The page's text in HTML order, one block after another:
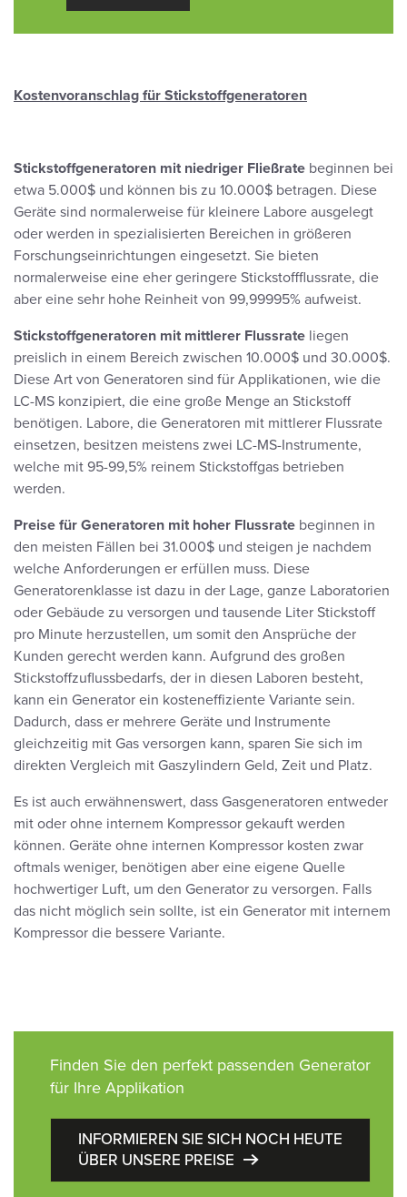
Kostenvoranschlag für Stickstoffgeneratoren
Stickstoffgeneratoren mit niedriger Fließrate beginnen bei
etwa 5.000$ und können bis zu 10.000$ betragen. Diese
Geräte sind normalerweise für kleinere Labore ausgelegt
oder werden in spezialisierten Bereichen in größeren
Forschungseinrichtungen eingesetzt. Sie bieten
normalerweise eine eher geringere Stickstoffflussrate, die
aber eine sehr hohe Reinheit von 99,99995% aufweist.
Stickstoffgeneratoren mit mittlerer Flussrate liegen
preislich in einem Bereich zwischen 10.000$ und 30.000$.
Diese Art von Generatoren sind für Applikationen, wie die
LC-MS konzipiert, die eine große Menge an Stickstoff
benötigen. Labore, die Generatoren mit mittlerer Flussrate
einsetzen, besitzen meistens zwei LC-MS-Instrumente,
welche mit 95-99,5% reinem Stickstoffgas betrieben
werden.
Preise für Generatoren mit hoher Flussrate beginnen in
den meisten Fällen bei 31.000$ und steigen je nachdem
welche Anforderungen er erfüllen muss. Diese
Generatorenklasse ist dazu in der Lage, ganze Laboratorien
oder Gebäude zu versorgen und tausende Liter Stickstoff
pro Minute herzustellen, um somit den Ansprüche der
Kunden gerecht werden kann. Aufgrund des großen
Stickstoffzuflussbedarfs, der in diesen Laboren besteht,
kann ein Generator ein kosteneffiziente Variante sein.
Dadurch, dass er mehrere Geräte und Instrumente
gleichzeitig mit Gas versorgen kann, sparen Sie sich im
direkten Vergleich mit Gaszylindern Geld, Zeit und Platz.
Es ist auch erwähnenswert, dass Gasgeneratoren entweder
mit oder ohne internem Kompressor gekauft werden
können. Geräte ohne internen Kompressor kosten zwar
oftmals weniger, benötigen aber eine eigene Quelle
hochwertiger Luft, um den Generator zu versorgen. Falls
das nicht möglich sein sollte, ist ein Generator mit internem
Kompressor die bessere Variante.
Finden Sie den perfekt passenden Generator
für Ihre Applikation
INFORMIEREN SIE SICH NOCH HEUTE
ÜBER UNSERE PREISE